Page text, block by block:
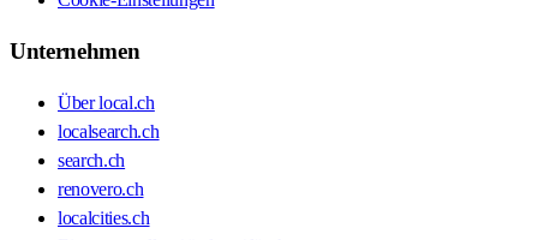
Unternehmen
Über local.ch
localsearch.ch
search.ch
renovero.ch
localcities.ch